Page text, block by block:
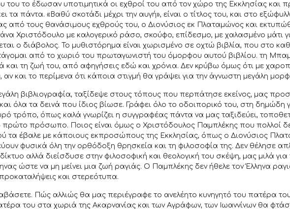
το έδωσαν υποτιμητικά οι εχθροί του από τον χώρο της Εκκλησίας και
πάντα. «Βαθύ σκοτάδι μέχρι την αυγή», είναι ο τίτλος του, και στο
τους θανάσιμους εχθρούς του, ο Διονύσιος εκ Πλαταμώνος και
Χριστόδουλο με καλογερικό ράσο, σκούφο, επίδεσμο, με χαλασμένο μάτι
ο διάβολος. Το μυθιστόρημα είναι χωρισμένο σε οχτώ βιβλία, που στο
από το χωριό του πρωταγωνιστή του όμορφου αυτού βιβλίου. τη
και τη ζωή του, από αφηγήσεις εδώ και χρόνια. Δεν κρύβω όμως ότι με
και το περίμενα ότι κάποια στιγμή θα γράψει για την άγνωστη μεγάλη
βιβλιογραφία, ταξίδεψε στους τόπους που περπάτησε εκείνος, μας
όλα τα δεινά που ίδιος βίωσε. Γράφει όλο το οδοιπορικό του, στη δημώδη
τρόπο, όπως καλά γνωρίζει η συγγραφέας πάντα να μας ταξιδεύει,
πρόσωπο. Ποιος είναι όμως ο Χριστόδουλος Παμπλέκης που πολλοί
τα έβαλε με κάποιους εκπροσώπους της Εκκλησίας, όπως ο Διονύσιος
φυσικά όλη την ορθόδοξη θρησκεία και τη φιλοσοφία της. Δεν θέλησε
αλλά διείσδυσε στην φιλοσοφική και θεολογική του σκέψη, μας μιλά για
ώστε να μη μείνει μια ζωή ραγιάς. Ο Παμπλέκης δεν ήθελε τον Έλληνα
και στερεότυπα.
Πώς αλλιώς θα μας περιέγραφε το ανελέητο κυνηγητό του πατέρα
του στα χωριά της Ακαρνανίας και των Αγράφων, των Ιωαννίνων θα